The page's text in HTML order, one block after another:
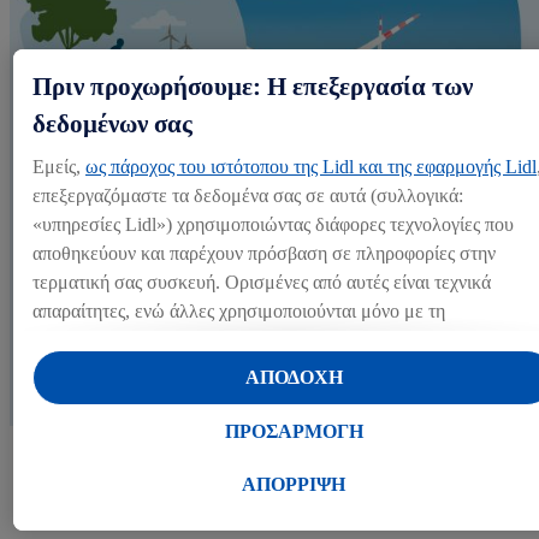
Καλό για τον πλανήτη
διαβίωση των μελλοντικών γενεών, αλλά και την ποιότητα και τη
Πριν προχωρήσουμε: Η επεξεργασία των
δεδομένων σας
Εμείς, ως πάροχος του ιστότοπου της Lidl και της εφαρμογής Lidl
επεξεργαζόμαστε τα δεδομένα σας σε αυτά (συλλογικά:
«υπηρεσίες Lidl») χρησιμοποιώντας διάφορες τεχνολογίες που
αποθηκεύουν και παρέχουν πρόσβαση σε πληροφορίες στην
τερματική σας συσκευή. Ορισμένες από αυτές είναι τεχνικά
απαραίτητες, ενώ άλλες χρησιμοποιούνται μόνο με τη
δημιουργία στατιστικών στοιχείων ή για εξατομικευμένη
διαφήμιση εντός και εκτός των υπηρεσιών Lidl. Εάν συμμετέχετε
στο πρόγραμμα Lidl Plus, δεδομένα που αφορούν τις αγορές σας
ΑΠΟΡΡΙΨΗ
ΠΡΟΣΑΡΜΟΓΗ
ΑΠΟΔΟΧΗ